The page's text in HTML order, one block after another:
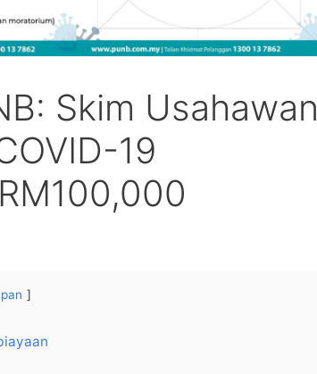
Skim Usahawan
19